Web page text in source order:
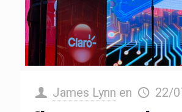
James Lynn en 22/